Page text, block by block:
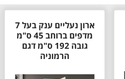
ארון נעליים ענק בעל 7
מדפים ברוחב 45 ס"מ
גובה 192 ס"מ דגם
הרמוניה